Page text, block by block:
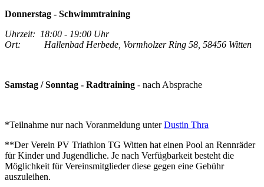
Donnerstag - Schwimmtraining
Uhrzeit: 18:00 - 19:00 Uhr
Ort: Hallenbad Herbede, Vormholzer Ring 58, 58456 Witten
Samstag / Sonntag - Radtraining - nach Absprache
*Teilnahme nur nach Voranmeldung unterDustin Thra
**Der Verein PV Triathlon TG Witten hat einen Pool an Rennräder
für Kinder und Jugendliche. Je nach Verfügbarkeit besteht die
Möglichkeit für Vereinsmitglieder diese gegen eine Gebühr
auszuleihen.